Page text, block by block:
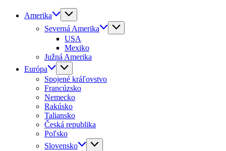
Amerika
Severná Amerika
USA
Mexiko
Južná Amerika
Európa
Spojené kráľovstvo
Francúzsko
Nemecko
Rakúsko
Taliansko
Česká republika
Poľsko
Slovensko